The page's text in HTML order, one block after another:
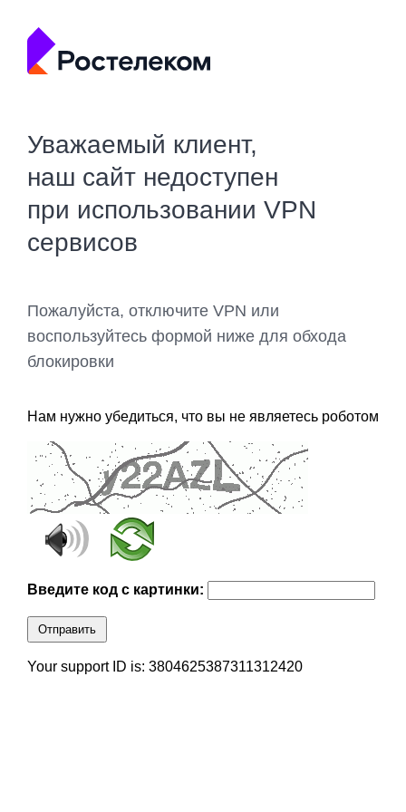
Уважаемый клиент,
наш сайт недоступен
при использовании VPN
сервисов
Пожалуйста, отключите VPN или
воспользуйтесь формой ниже для обхода
блокировки
Нам нужно убедиться, что вы не являетесь роботом
Введите код с картинки:
Отправить
Your support ID is: 3804625387311312420